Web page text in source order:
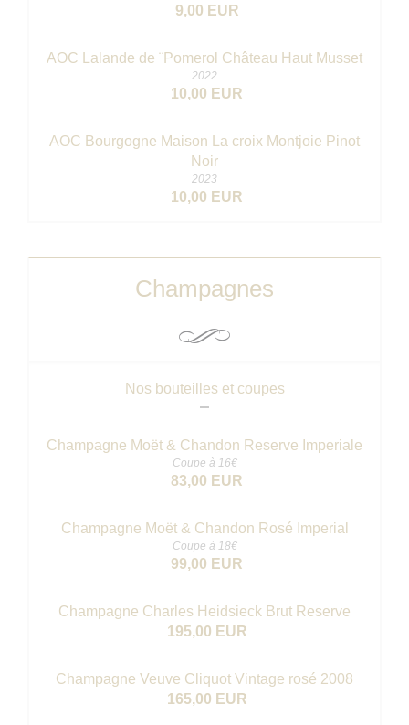
9,00 EUR
AOC Lalande de ¨Pomerol Château Haut Musset
2022
10,00 EUR
AOC Bourgogne Maison La croix Montjoie Pinot
Noir
2023
10,00 EUR
Champagnes
Nos bouteilles et coupes
Champagne Moët & Chandon Reserve Imperiale
Coupe à 16€
83,00 EUR
Champagne Moët & Chandon Rosé Imperial
Coupe à 18€
99,00 EUR
Champagne Charles Heidsieck Brut Reserve
195,00 EUR
Champagne Veuve Cliquot Vintage rosé 2008
165,00 EUR